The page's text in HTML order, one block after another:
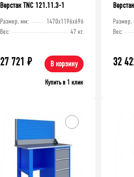
Верстак TNC 121.11.3-1
Размер, мм:
1470x1196x696
Вес:
47 кг.
27 721 ₽ В корзину
Купить в 1 клик
Размер,
Вес:
32